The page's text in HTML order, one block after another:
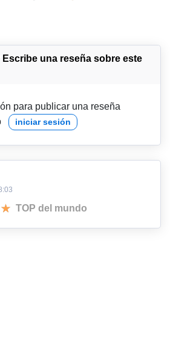
una reseña sobre este
para publicar una reseña
iniciar sesión
TOP del mundo